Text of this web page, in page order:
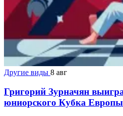
Другие виды 8 авг
Григорий Зурначян
юниорского Кубка